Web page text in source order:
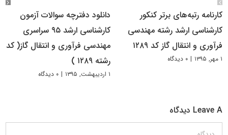
کارنامه رتبه‌های برتر کنکور
کارشناسی ارشد رشته مهندسی
فرآوری و انتقال گاز کد ۱۲۸۹
۱ مهر, ۱۳۹۵ | ۰ دیدگاه
دانلود دفترچه سوالات آزمون
کارشناسی ارشد ۹۵ سراسری
مهندسی فرآوری و انتقال گاز( کد
رشته ۱۲۸۹ )
۱ اردیبهشت, ۱۳۹۵ | ۰ دیدگاه
Leave A دیدگاه
دیدگاه